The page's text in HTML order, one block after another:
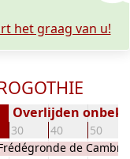
het graag van u!
30 40 50
Overlijden
de Cambrai